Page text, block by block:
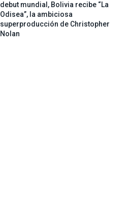
debut mundial, Bolivia recibe “La
Odisea”, la ambiciosa
superproducción de Christopher
Nolan